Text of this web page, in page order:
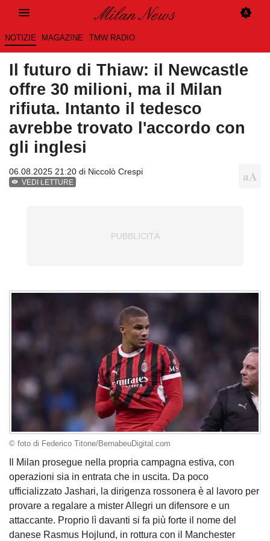
NOTIZIE MAGAZINE TMW RADIO
Il futuro di Thiaw: il Newcastle
offre 30 milioni, ma il Milan
rifiuta. Intanto il tedesco
avrebbe trovato l'accordo con
gli inglesi
06.08.2025 21:20 di Niccolò Crespi
VEDI LETTURE
© foto di Federico Titone/BernabeuDigital.com
Il Milan prosegue nella propria campagna estiva, con
operazioni sia in entrata che in uscita. Da poco
ufficializzato Jashari, la dirigenza rossonera è al lavoro per
provare a regalare a mister Allegri un difensore e un
attaccante. Proprio lì davanti si fa più forte il nome del
danese Rasmus Hojlund, in rottura con il Manchester